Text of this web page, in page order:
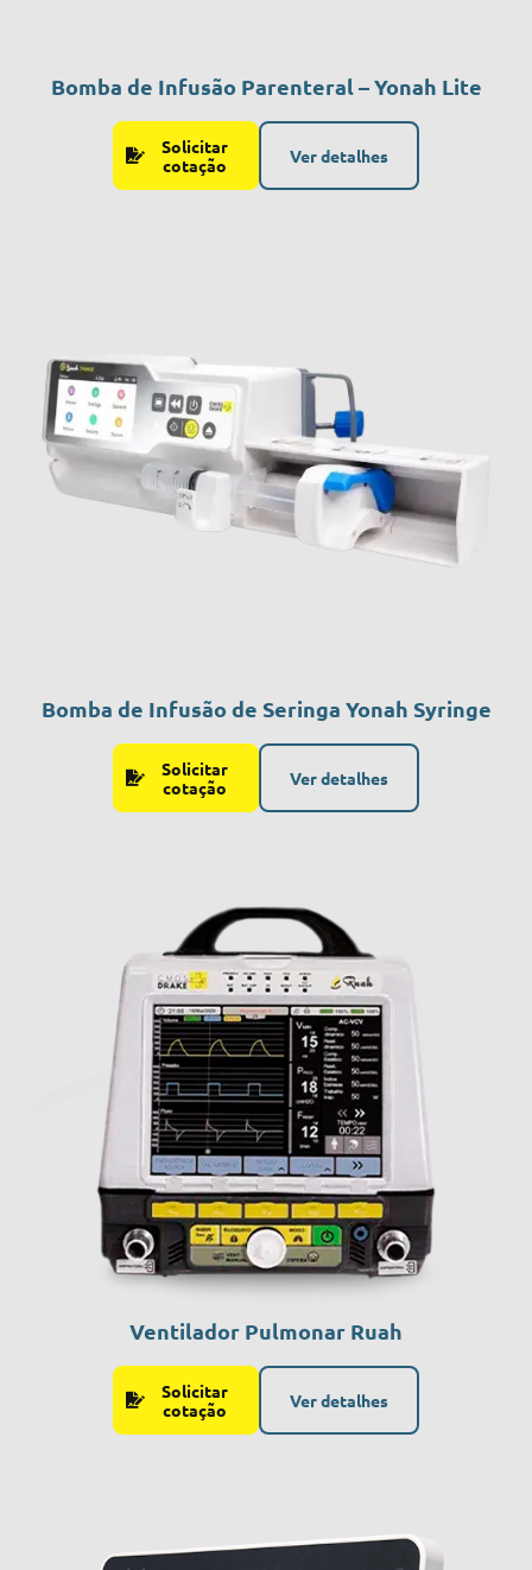
Bomba de Infusão Parenteral – Yonah Lite
Solicitar
cotação
Ver detalhes
Bomba de Infusão de Seringa Yonah Syringe
Solicitar
cotação
Ver detalhes
Ventilador Pulmonar Ruah
Solicitar
cotação
Ver detalhes